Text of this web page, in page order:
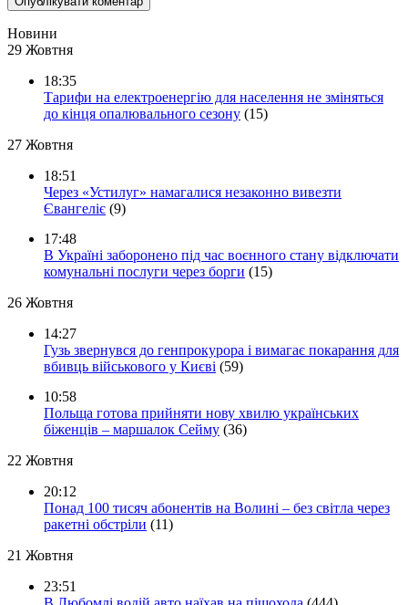
Новини
29 Жовтня
18:35
Тарифи на електроенергію для населення не зміняться
до кінця опалювального сезону (15)
27 Жовтня
18:51
Через «Устилуг» намагалися незаконно вивезти
Євангеліє (9)
17:48
В Україні заборонено під час воєнного стану відключати
комунальні послуги через борги (15)
26 Жовтня
14:27
Гузь звернувся до генпрокурора і вимагає покарання для
вбивць військового у Києві (59)
10:58
Польща готова прийняти нову хвилю українських
біженців – маршалок Сейму (36)
22 Жовтня
20:12
Понад 100 тисяч абонентів на Волині – без світла через
ракетні обстріли (11)
21 Жовтня
23:51